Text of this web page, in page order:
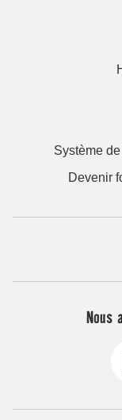
Système
Devenir
Nous